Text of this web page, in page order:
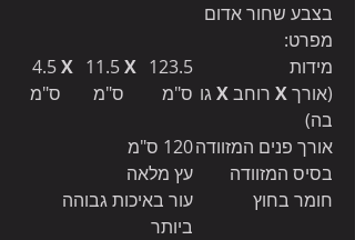
בצבע שחור אדום
מפרט:
מידות
(אורךX רוחבXגו
בה)
123.5
ס"מ
X
11.5
ס"מ
X
4.5
ס"מ
אורך פנים המזוודה120 ס"מ
בסיס המזוודה
עץ מלאה
חומר בחוץ
עור באיכות גבוהה
ביותר